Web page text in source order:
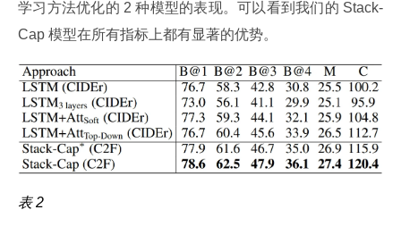
学习方法优化的 2 种模型的表现。可以看到我们的 Stack-
Cap 模型在所有指标上都有显著的优势。
表 2